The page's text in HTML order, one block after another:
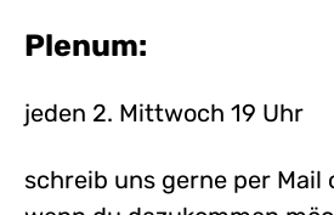
Plenum:
jeden 2. Mittwoch 19 Uhr
schreib uns gerne per Mail